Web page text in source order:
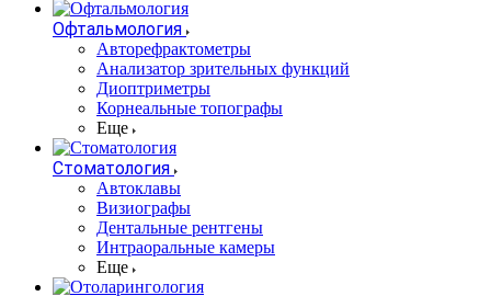
Офтальмология
Авторефрактометры
Анализатор зрительных функций
Диоптриметры
Корнеальные топографы
Еще
Стоматология
Автоклавы
Визиографы
Дентальные рентгены
Интраоральные камеры
Еще